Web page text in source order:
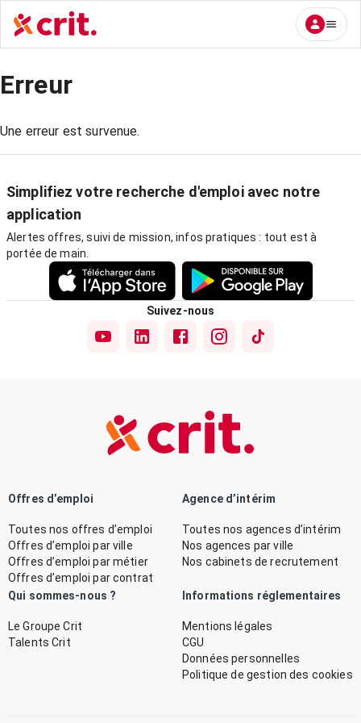
Erreur
Une erreur est survenue.
Simplifiez votre recherche d'emploi avec notre
application
Alertes offres, suivi de mission, infos pratiques : tout est à
portée de main.
Suivez-nous
Offres d’emploi
Toutes nos offres d’emploi
Offres d’emploi par ville
Offres d’emploi par métier
Offres d’emploi par contrat
Agence d’intérim
Toutes nos agences d’intérim
Nos agences par ville
Nos cabinets de recrutement
Qui sommes-nous ?
Le Groupe Crit
Talents Crit
Informations réglementaires
Mentions légales
CGU
Données personnelles
Politique de gestion des cookies